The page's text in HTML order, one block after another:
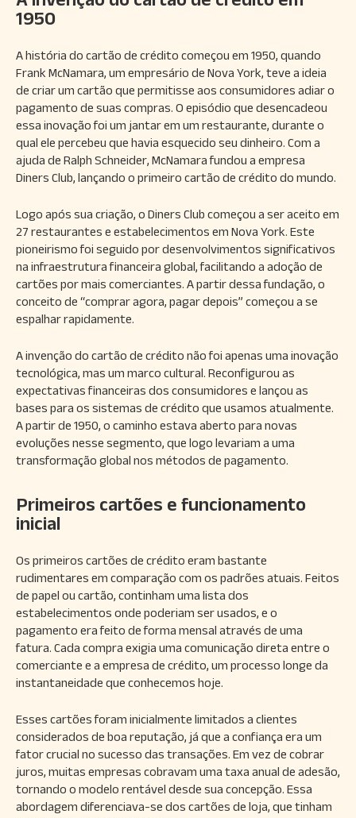
1950
A história do cartão de crédito começou em 1950, quando
Frank McNamara, um empresário de Nova York, teve a ideia
de criar um cartão que permitisse aos consumidores adiar o
pagamento de suas compras. O episódio que desencadeou
essa inovação foi um jantar em um restaurante, durante o
qual ele percebeu que havia esquecido seu dinheiro. Com a
ajuda de Ralph Schneider, McNamara fundou a empresa
Diners Club, lançando o primeiro cartão de crédito do mundo.
Logo após sua criação, o Diners Club começou a ser aceito em
27 restaurantes e estabelecimentos em Nova York. Este
pioneirismo foi seguido por desenvolvimentos significativos
na infraestrutura financeira global, facilitando a adoção de
cartões por mais comerciantes. A partir dessa fundação, o
conceito de “comprar agora, pagar depois” começou a se
espalhar rapidamente.
A invenção do cartão de crédito não foi apenas uma inovação
tecnológica, mas um marco cultural. Reconfigurou as
expectativas financeiras dos consumidores e lançou as
bases para os sistemas de crédito que usamos atualmente.
A partir de 1950, o caminho estava aberto para novas
evoluções nesse segmento, que logo levariam a uma
transformação global nos métodos de pagamento.
Primeiros cartões e funcionamento
inicial
Os primeiros cartões de crédito eram bastante
rudimentares em comparação com os padrões atuais. Feitos
de papel ou cartão, continham uma lista dos
estabelecimentos onde poderiam ser usados, e o
pagamento era feito de forma mensal através de uma
fatura. Cada compra exigia uma comunicação direta entre o
comerciante e a empresa de crédito, um processo longe da
instantaneidade que conhecemos hoje.
Esses cartões foram inicialmente limitados a clientes
considerados de boa reputação, já que a confiança era um
fator crucial no sucesso das transações. Em vez de cobrar
juros, muitas empresas cobravam uma taxa anual de adesão,
tornando o modelo rentável desde sua concepção. Essa
abordagem diferenciava-se dos cartões de loja, que tinham